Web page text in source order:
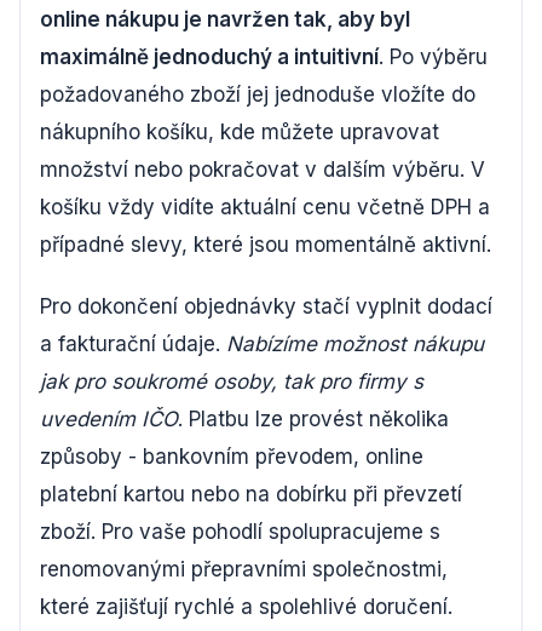
online nákupu je navržen tak, aby byl
maximálně jednoduchý a intuitivní. Po výběru
požadovaného zboží jej jednoduše vložíte do
nákupního košíku, kde můžete upravovat
množství nebo pokračovat v dalším výběru. V
košíku vždy vidíte aktuální cenu včetně DPH a
případné slevy, které jsou momentálně aktivní.
Pro dokončení objednávky stačí vyplnit dodací
a fakturační údaje. Nabízíme možnost nákupu
jak pro soukromé osoby, tak pro firmy s
uvedením IČO. Platbu lze provést několika
způsoby - bankovním převodem, online
platební kartou nebo na dobírku při převzetí
zboží. Pro vaše pohodlí spolupracujeme s
renomovanými přepravními společnostmi,
které zajišťují rychlé a spolehlivé doručení.